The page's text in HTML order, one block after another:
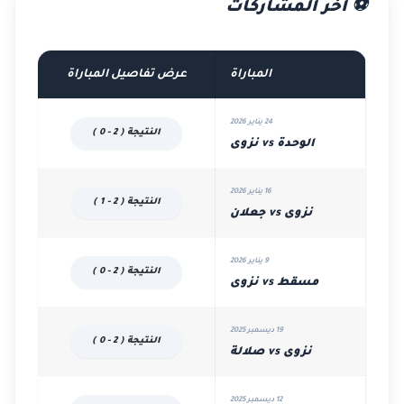
⚽ آخر المشاركات
المباراة عرض تفاصيل المباراة
24 يناير 2026
الوحدة vs نزوى
النتيجة ( 2 - 0 )
16 يناير 2026
نزوى vs جعلان
النتيجة ( 2 - 1 )
9 يناير 2026
مسقط vs نزوى
النتيجة ( 2 - 0 )
19 ديسمبر 2025
نزوى vs صلالة
النتيجة ( 2 - 0 )
12 ديسمبر 2025